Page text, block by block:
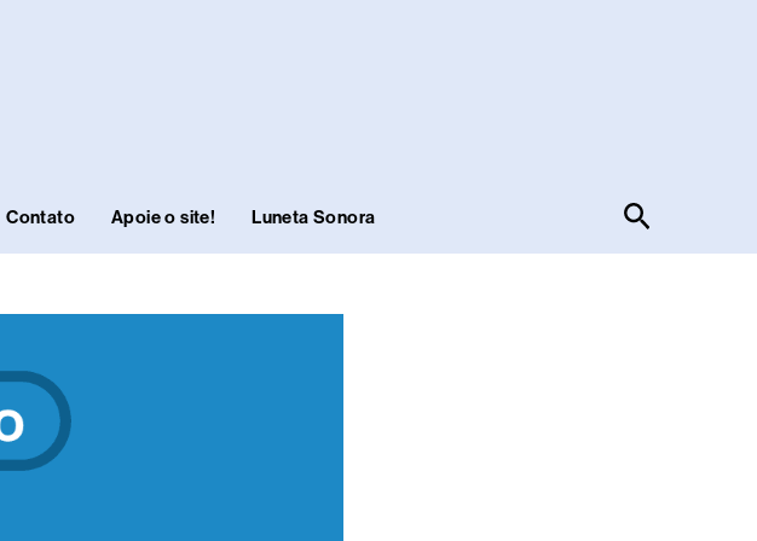
Contato Apoie o site! Luneta Sonora Pesquisar